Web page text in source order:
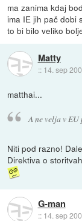
ma zanima kdaj
ima IE jih pač dobi
to bi bilo veliko
Matty
:: 14. sep
matthai...
A ne velja v
Niti pod razno!
Direktiva o
G-man
:: 14. sep